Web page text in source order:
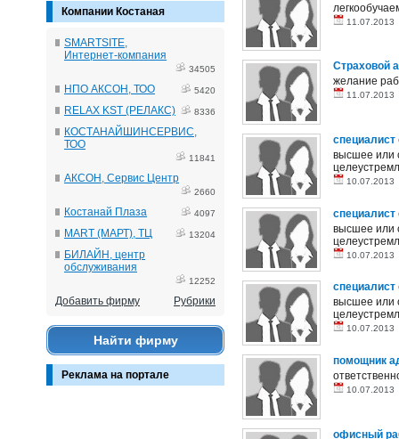
Компании Костаная
SMARTSITE,
Интернет-компания
34505
НПО АКСОН, ТОО 5420
RELAX KST (РЕЛАКС) 8336
КОСТАНАЙШИНСЕРВИС,
ТОО
11841
АКСОН, Сервис Центр
2660
Костанай Плаза 4097
MART (МАРТ), ТЦ 13204
БИЛАЙН, центр
обслуживания
12252
Добавить фирму Рубрики
Найти фирму
Реклама на портале
11.07.2013
Страховой
желание
11.07.2013
специалист
высшее или
10.07.2013
высшее или
10.07.2013
специалист
высшее или
10.07.2013
помощник
10.07.2013
офисный